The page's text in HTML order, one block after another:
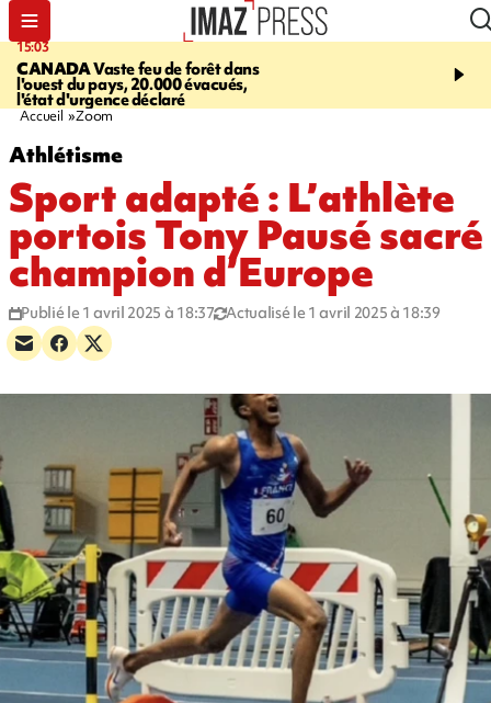
15:03
CANADAVaste feu de forêt dans
l'ouest du pays, 20.000 évacués,
l'état d'urgence déclaré
19:21
CONTRÔLES
end, 109 infractions
Accueil Zoom
Athlétisme
Sport adapté : L’athlète
portois Tony Pausé sacré
champion d’Europe
Publié le 1 avril 2025 à 18:37 Actualisé le 1 avril 2025 à 18:39